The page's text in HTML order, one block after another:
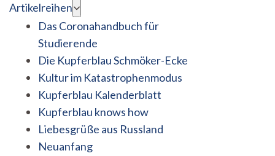
Artikelreihen
Das Coronahandbuch für
Studierende
Die Kupferblau Schmöker-Ecke
Kultur im Katastrophenmodus
Kupferblau Kalenderblatt
Kupferblau knows how
Liebesgrüße aus Russland
Neuanfang